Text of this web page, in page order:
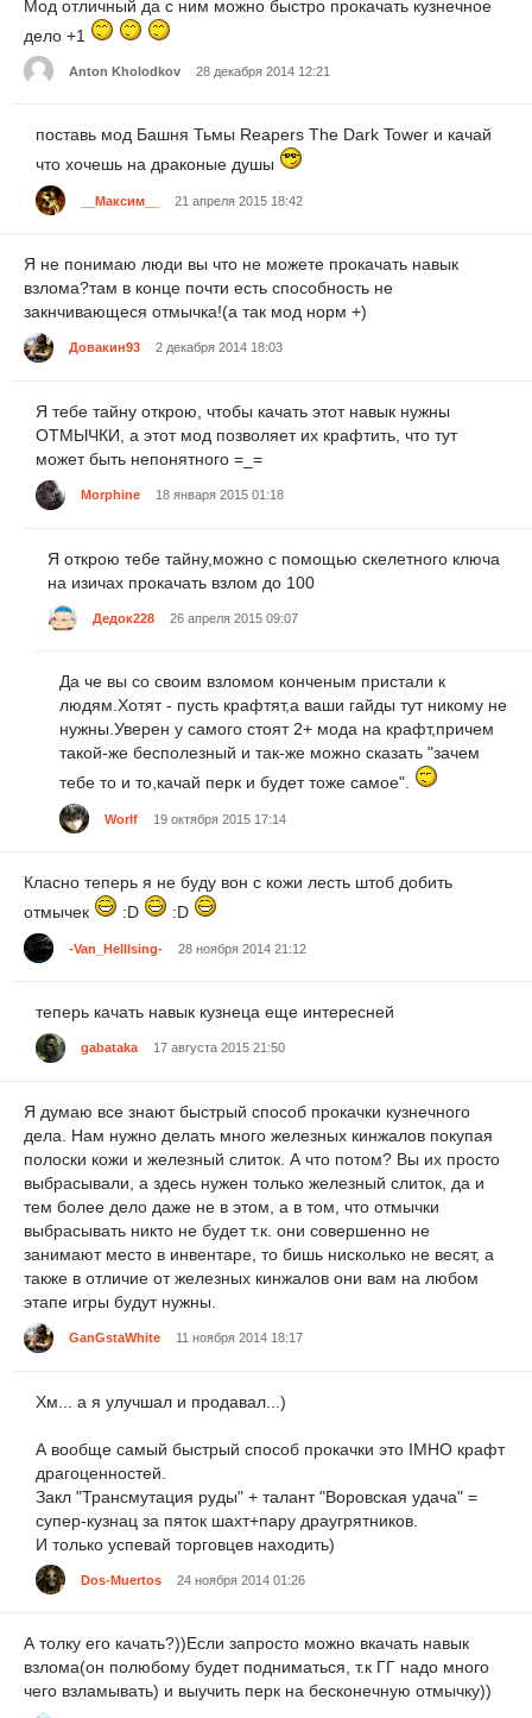
Мод отличный да с ним можно быстро прокачать кузнечное
дело +1
Anton Kholodkov 28 декабря 2014 12:21
поставь мод Башня Тьмы Reapers The Dark Tower и качай
что хочешь на драконые душы
__Максим__ 21 апреля 2015 18:42
Я не понимаю люди вы что не можете прокачать навык
взлома?там в конце почти есть способность не
закнчивающеся отмычка!(а так мод норм +)
Довакин93 2 декабря 2014 18:03
Я тебе тайну открою, чтобы качать этот навык нужны
ОТМЫЧКИ, а этот мод позволяет их крафтить, что тут
может быть непонятного =_=
Morphine 18 января 2015 01:18
Я открою тебе тайну,можно с помощью скелетного ключа
на изичах прокачать взлом до 100
Дедок228 26 апреля 2015 09:07
Да че вы со своим взломом конченым пристали к
людям.Хотят - пусть крафтят,а ваши гайды тут никому не
нужны.Уверен у самого стоят 2+ мода на крафт,причем
такой-же бесполезный и так-же можно сказать "зачем
тебе то и то,качай перк и будет тоже самое".
Worlf 19 октября 2015 17:14
Класно теперь я не буду вон с кожи лесть штоб добить
отмычек
:D :D
-Van_Helllsing- 28 ноября 2014 21:12
теперь качать навык кузнеца еще интересней
gabataka 17 августа 2015 21:50
Я думаю все знают быстрый способ прокачки кузнечного
дела. Нам нужно делать много железных кинжалов покупая
полоски кожи и железный слиток. А что потом? Вы их просто
выбрасывали, а здесь нужен только железный слиток, да и
тем более дело даже не в этом, а в том, что отмычки
выбрасывать никто не будет т.к. они совершенно не
занимают место в инвентаре, то бишь нисколько не весят, а
также в отличие от железных кинжалов они вам на любом
этапе игры будут нужны.
GanGstaWhite 11 ноября 2014 18:17
Хм... а я улучшал и продавал...)
А вообще самый быстрый способ прокачки это IMHO крафт
драгоценностей.
Закл "Трансмутация руды" + талант "Воровская удача" =
супер-кузнац за пяток шахт+пару драугрятников.
И только успевай торговцев находить)
Dos-Muertos 24 ноября 2014 01:26
А толку его качать?))Если запросто можно вкачать навык
взлома(он полюбому будет подниматься, т.к ГГ надо много
чего взламывать) и выучить перк на бесконечную отмычку))